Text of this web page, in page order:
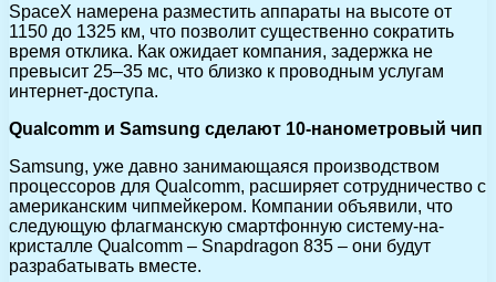
SpaceX намерена разместить аппараты на высоте от
1150 до 1325 км, что позволит существенно сократить
время отклика. Как ожидает компания, задержка не
превысит 25–35 мс, что близко к проводным услугам
интернет-доступа.
Qualcomm и Samsung сделают 10-нанометровый чип
Samsung, уже давно занимающаяся производством
процессоров для Qualcomm, расширяет сотрудничество с
американским чипмейкером. Компании объявили, что
следующую флагманскую смартфонную систему-на-
кристалле Qualcomm – Snapdragon 835 – они будут
разрабатывать вместе.